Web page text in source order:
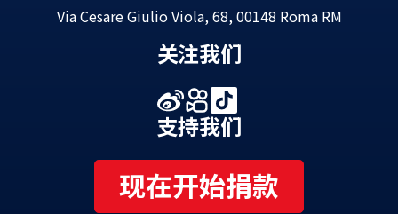
Via Cesare Giulio Viola, 68, 00148 Roma RM
关注我们
支持我们
现在开始捐款